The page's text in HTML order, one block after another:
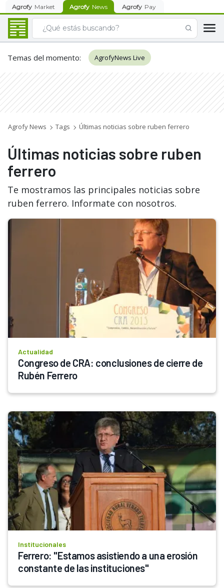
Agrofy Market Agrofy News Agrofy Pay
Temas del momento: AgrofyNews Live
Agrofy News Tags Últimas noticias sobre ruben ferrero
Últimas noticias sobre ruben
ferrero
Te mostramos las principales noticias sobre
ruben ferrero. Informate con nosotros.
Actualidad
Congreso de CRA: conclusiones de cierre de
Rubén Ferrero
Institucionales
Ferrero: "Estamos asistiendo a una erosión
constante de las instituciones"